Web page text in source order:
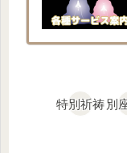
特別祈祷別